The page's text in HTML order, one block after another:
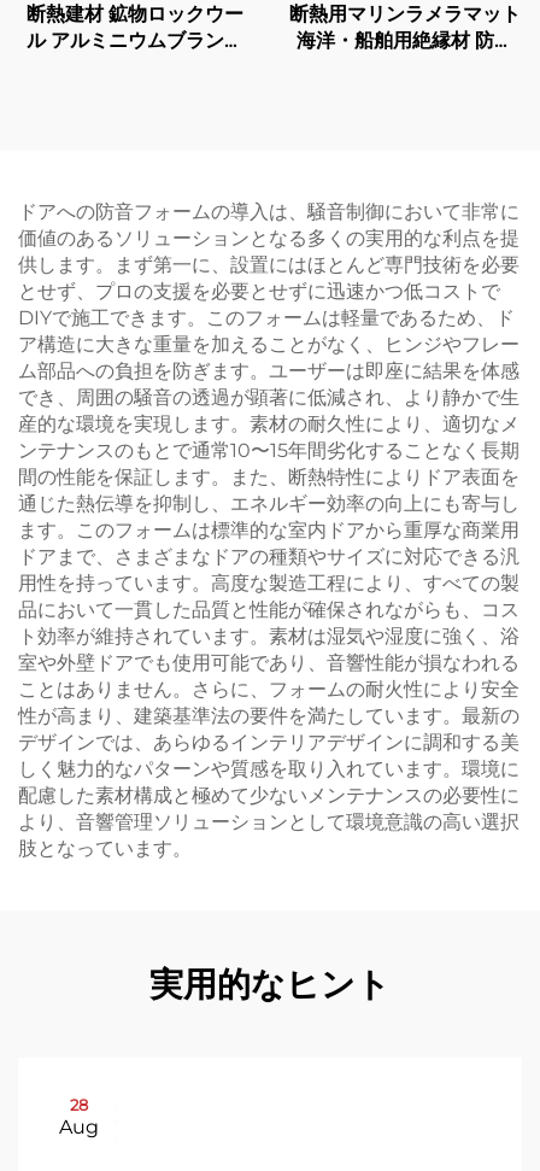
断熱建材 鉱物ロックウー
ル アルミニウムブランケ
断熱用マリンラメラマット
海洋・船舶用絶縁材 防火
ドアへの防音フォームの導入は、騒音制御において非常に
価値のあるソリューションとなる多くの実用的な利点を提
供します。まず第一に、設置にはほとんど専門技術を必要
とせず、プロの支援を必要とせずに迅速かつ低コストで
DIYで施工できます。このフォームは軽量であるため、ド
ア構造に大きな重量を加えることがなく、ヒンジやフレー
ム部品への負担を防ぎます。ユーザーは即座に結果を体感
でき、周囲の騒音の透過が顕著に低減され、より静かで生
産的な環境を実現します。素材の耐久性により、適切なメ
ンテナンスのもとで通常10〜15年間劣化することなく長期
間の性能を保証します。また、断熱特性によりドア表面を
通じた熱伝導を抑制し、エネルギー効率の向上にも寄与し
ます。このフォームは標準的な室内ドアから重厚な商業用
ドアまで、さまざまなドアの種類やサイズに対応できる汎
用性を持っています。高度な製造工程により、すべての製
品において一貫した品質と性能が確保されながらも、コス
ト効率が維持されています。素材は湿気や湿度に強く、浴
室や外壁ドアでも使用可能であり、音響性能が損なわれる
ことはありません。さらに、フォームの耐火性により安全
性が高まり、建築基準法の要件を満たしています。最新の
デザインでは、あらゆるインテリアデザインに調和する美
しく魅力的なパターンや質感を取り入れています。環境に
配慮した素材構成と極めて少ないメンテナンスの必要性に
より、音響管理ソリューションとして環境意識の高い選択
肢となっています。
実用的なヒント
28
Aug